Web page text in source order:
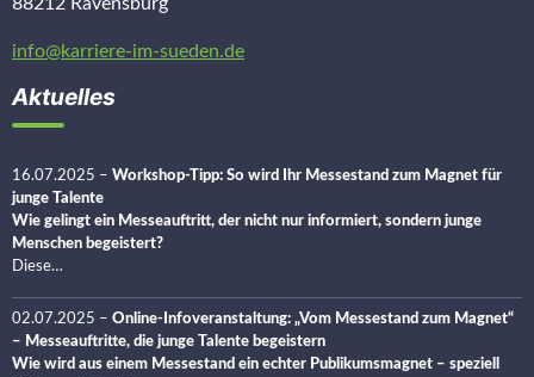
info@karriere-im-sueden.de
Aktuelles
16.07.2025 – Workshop-Tipp: So wird Ihr Messestand zum Magnet für
junge Talente
Wie gelingt ein Messeauftritt, der nicht nur informiert, sondern junge
Menschen begeistert?
Diese…
02.07.2025 – Online-Infoveranstaltung: „Vom Messestand zum Magnet“
– Messeauftritte, die junge Talente begeistern
Wie wird aus einem Messestand ein echter Publikumsmagnet – speziell